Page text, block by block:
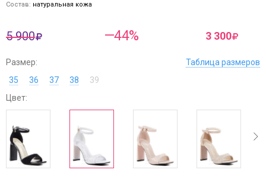
Состав: натуральная кожа
5 900 —44% 3 300
Размер:
Таблица размеров
35
36 37 38
39
Цвет: